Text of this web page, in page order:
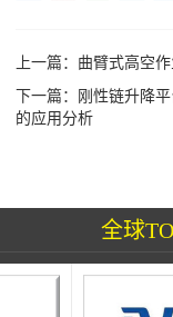
上一篇： 曲臂式高空
下一篇：
刚性链升降
的应用分析
全球